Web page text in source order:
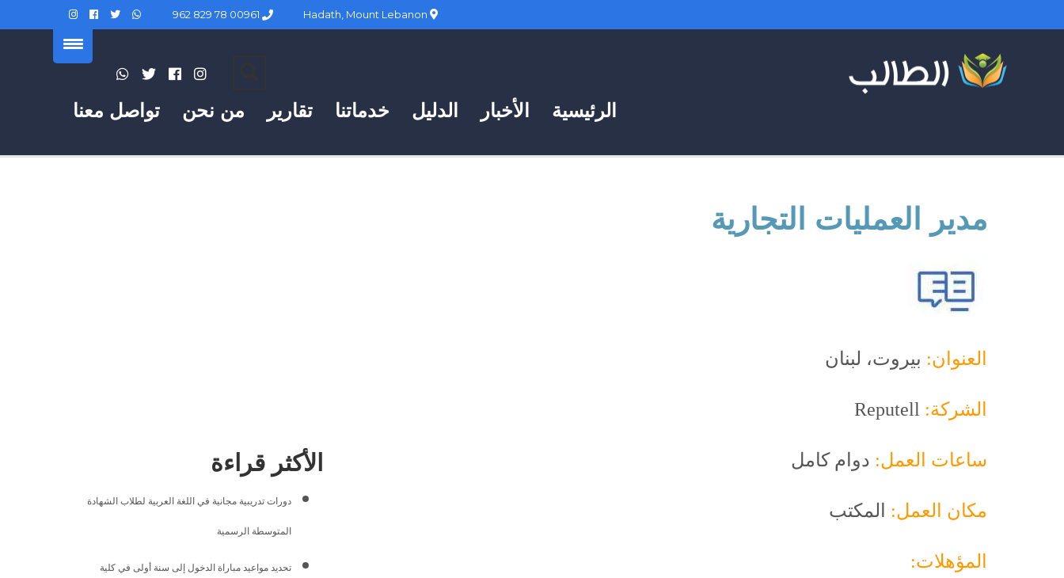
تواصل معنا من نحن تقارير خدماتنا الدليل الأخبار الرئيسية
مدير العمليات التجارية
العنوان: بيروت، لبنان
الشركة:
ساعات العمل: دوام كامل
مكان العمل: المكتب
المؤهلات:
الأكثر قراءة
دورات تدريبية مجانية في اللغة العربية لطلاب الشهادة
المتوسطة الرسمية
تحديد مواعيد مباراة الدخول إلى سنة أولى في كلية